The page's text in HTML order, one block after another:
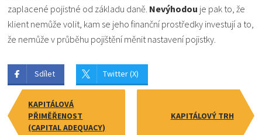
zaplacené pojistné od základu daně. Nevýhodou je pak to, že
klient nemůže volit, kam se jeho finanční prostředky investují a to,
že nemůže v průběhu pojištění měnit nastavení pojistky.
Sdílet Twitter (X)
KAPITÁLOVÁ
PŘIMĚŘENOST
(CAPITAL ADEQUACY)
KAPITÁLOVÝ TRH